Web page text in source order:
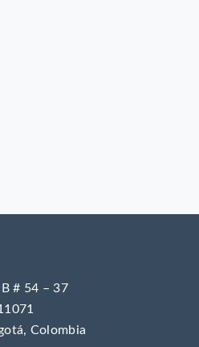
# 54 – 37
Colombia